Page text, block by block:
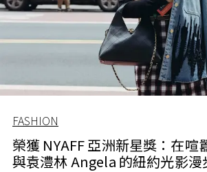
FASHION
榮獲 NYAFF 亞洲新星獎：在喧
與袁澧林 Angela 的紐約光影漫